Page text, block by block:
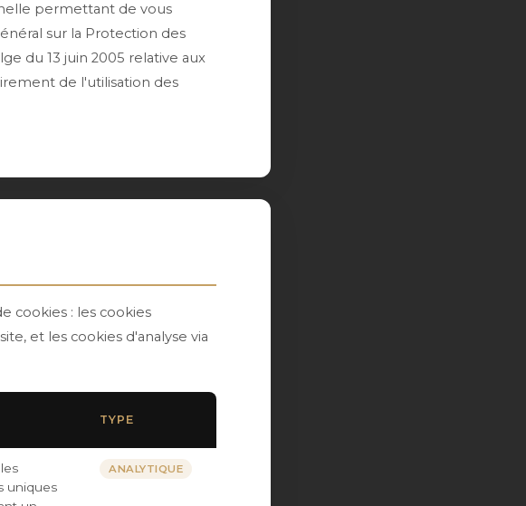
permettant de vous
sur la Protection des
du 13 juin 2005 relative aux
de l'utilisation des
cookies : les cookies
et les cookies d'analyse via
TYPE
uniques
ANALYTIQUE